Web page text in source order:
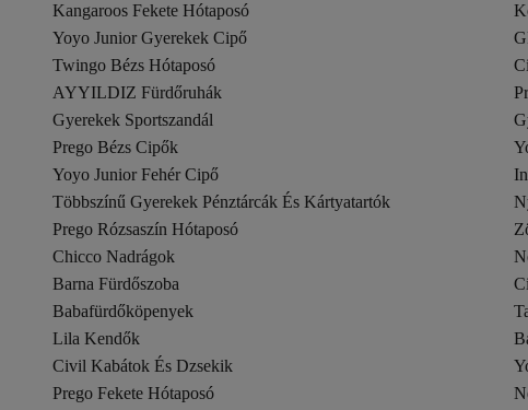
Kangaroos Fekete Hótaposó
Yoyo Junior Gyerekek Cipő
Twingo Bézs Hótaposó
AYYILDIZ Fürdőruhák
Gyerekek Sportszandál
Prego Bézs Cipők
Yoyo Junior Fehér Cipő
Többszínű Gyerekek Pénztárcák És Kártyatartók
Prego Rózsaszín Hótaposó
Chicco Nadrágok
Barna Fürdőszoba
Babafürdőköpenyek
Lila Kendők
Civil Kabátok És Dzsekik
Prego Fekete Hótaposó